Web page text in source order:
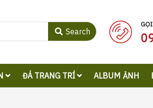
Search
ĐÁ TRANG TRÍ ALBUM ẢNH